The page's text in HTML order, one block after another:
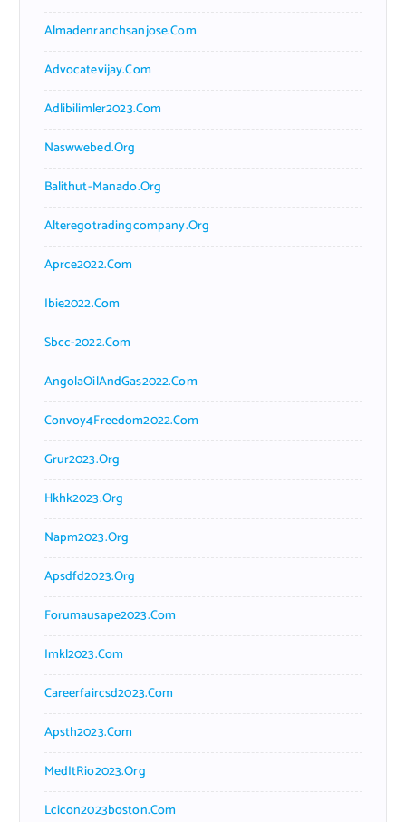
Almadenranchsanjose.com
Advocatevijay.com
Adlibilimler2023.com
Naswwebed.org
Balithut-Manado.org
Alteregotradingcompany.org
Aprce2022.com
Ibie2022.com
Sbcc-2022.com
AngolaOilAndGas2022.com
Convoy4Freedom2022.com
Grur2023.org
Hkhk2023.org
Napm2023.org
Apsdfd2023.org
Forumausape2023.com
Imkl2023.com
Careerfaircsd2023.com
Apsth2023.com
MedItRio2023.org
Lcicon2023boston.com